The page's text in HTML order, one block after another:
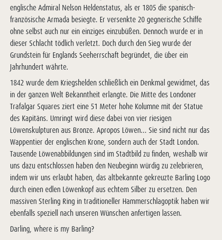
englische Admiral Nelson Heldenstatus, als er 1805 die spanisch-
französische Armada besiegte. Er versenkte 20 gegnerische Schiffe
ohne selbst auch nur ein einziges einzubüßen. Dennoch wurde er in
dieser Schlacht tödlich verletzt. Doch durch den Sieg wurde der
Grundstein für Englands Seeherrschaft begründet, die über ein
Jahrhundert währte.
1842 wurde dem Kriegshelden schließlich ein Denkmal gewidmet, das
in der ganzen Welt Bekanntheit erlangte. Die Mitte des Londoner
Trafalgar Squares ziert eine 51 Meter hohe Kolumne mit der Statue
des Kapitäns. Umringt wird diese dabei von vier riesigen
Löwenskulpturen aus Bronze. Apropos Löwen... Sie sind nicht nur das
Wappentier der englischen Krone, sondern auch der Stadt London.
Tausende Löwenabbildungen sind im Stadtbild zu finden, weshalb wir
uns dazu entschlossen haben den Neubeginn würdig zu zelebrieren,
indem wir uns erlaubt haben, das altbekannte gekreuzte Barling Logo
durch einen edlen Löwenkopf aus echtem Silber zu ersetzen. Den
massiven Sterling Ring in traditioneller Hammerschlagoptik haben wir
ebenfalls speziell nach unseren Wünschen anfertigen lassen.
Darling, where is my Barling?